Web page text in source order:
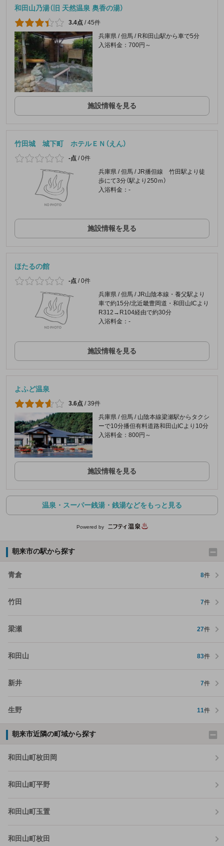
和田山乃湯（旧 天然温泉 奥香の湯）
3.4点 /45件
兵庫県 / 但馬 / R和田山駅から車で5分
入浴料金：700円～
施設情報を見る
竹田城 城下町 ホテルＥＮ（えん）
-点 /0件
兵庫県 / 但馬 / JR播但線 竹田駅より徒
歩にて3分（駅より250ｍ）
入浴料金：-
施設情報を見る
ほたるの館
-点 /0件
兵庫県 / 但馬 / JR山陰本線・養父駅より
車で約15分/北近畿豊岡道・和田山ICより
R312→R104経由で約30分
入浴料金：-
施設情報を見る
よふど温泉
3.6点 /39件
兵庫県 / 但馬 / 山陰本線梁瀬駅からタクシ
ーで10分播但有料道路和田山ICより10分
入浴料金：800円～
施設情報を見る
温泉・スーパー銭湯・銭湯などをもっと見る
Powered by
朝来市の駅から探す
青倉 8件
竹田 7件
梁瀬 27件
和田山 83件
新井 7件
生野 11件
朝来市近隣の町域から探す
和田山町枚田岡
和田山町平野
和田山町玉置
和田山町枚田